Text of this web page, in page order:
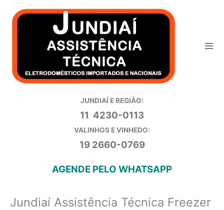
para
JUNDIAÍ E REGIÃO:
11 4230-0113
VALINHOS E VINHEDO:
19 2660-0769
AGENDE PELO WHATSAPP
Jundiaí Assistência Técnica Freezer